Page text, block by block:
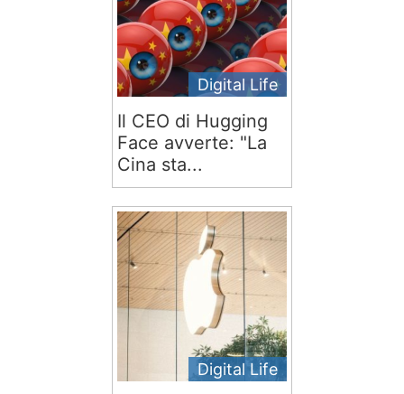
Digital Life
Il CEO di Hugging
Face avverte: "La
Cina sta...
Digital Life